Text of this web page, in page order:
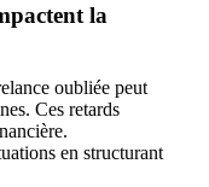
la
oubliée peut
Ces retards
en structurant